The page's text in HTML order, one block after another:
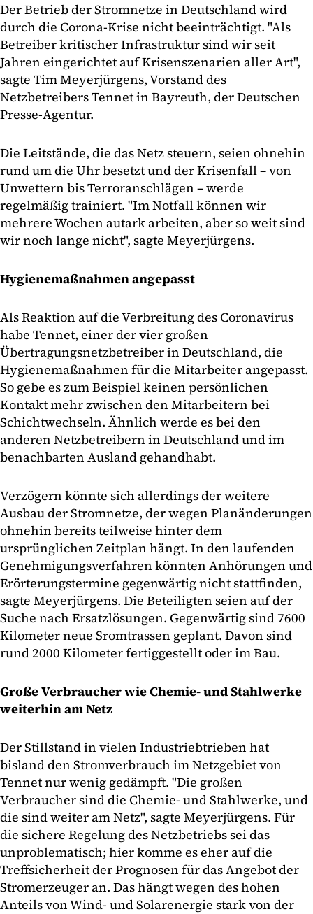
Der Betrieb der Stromnetze in Deutschland wird
durch die Corona-Krise nicht beeinträchtigt. "Als
Betreiber kritischer Infrastruktur sind wir seit
Jahren eingerichtet auf Krisenszenarien aller Art",
sagte Tim Meyerjürgens, Vorstand des
Netzbetreibers Tennet in Bayreuth, der Deutschen
Presse-Agentur.
Die Leitstände, die das Netz steuern, seien ohnehin
rund um die Uhr besetzt und der Krisenfall – von
Unwettern bis Terroranschlägen – werde
regelmäßig trainiert. "Im Notfall können wir
mehrere Wochen autark arbeiten, aber so weit sind
wir noch lange nicht", sagte Meyerjürgens.
Hygienemaßnahmen angepasst
Als Reaktion auf die Verbreitung des Coronavirus
habe Tennet, einer der vier großen
Übertragungsnetzbetreiber in Deutschland, die
Hygienemaßnahmen für die Mitarbeiter angepasst.
So gebe es zum Beispiel keinen persönlichen
Kontakt mehr zwischen den Mitarbeitern bei
Schichtwechseln. Ähnlich werde es bei den
anderen Netzbetreibern in Deutschland und im
benachbarten Ausland gehandhabt.
Verzögern könnte sich allerdings der weitere
Ausbau der Stromnetze, der wegen Planänderungen
ohnehin bereits teilweise hinter dem
ursprünglichen Zeitplan hängt. In den laufenden
Genehmigungsverfahren könnten Anhörungen und
Erörterungstermine gegenwärtig nicht stattfinden,
sagte Meyerjürgens. Die Beteiligten seien auf der
Suche nach Ersatzlösungen. Gegenwärtig sind 7600
Kilometer neue Sromtrassen geplant. Davon sind
rund 2000 Kilometer fertiggestellt oder im Bau.
Große Verbraucher wie Chemie- und Stahlwerke
weiterhin am Netz
Der Stillstand in vielen Industriebtrieben hat
bisland den Stromverbrauch im Netzgebiet von
Tennet nur wenig gedämpft. "Die großen
Verbraucher sind die Chemie- und Stahlwerke, und
die sind weiter am Netz", sagte Meyerjürgens. Für
die sichere Regelung des Netzbetriebs sei das
unproblematisch; hier komme es eher auf die
Treffsicherheit der Prognosen für das Angebot der
Stromerzeuger an. Das hängt wegen des hohen
Anteils von Wind- und Solarenergie stark von der